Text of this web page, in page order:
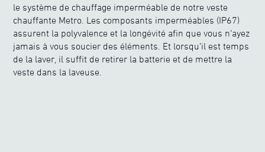
le système de chauffage imperméable de notre veste
chauffante Metro. Les composants imperméables (IP67)
assurent la polyvalence et la longévité afin que vous n’ayez
jamais à vous soucier des éléments. Et lorsqu’il est temps
de la laver, il suffit de retirer la batterie et de mettre la
veste dans la laveuse.